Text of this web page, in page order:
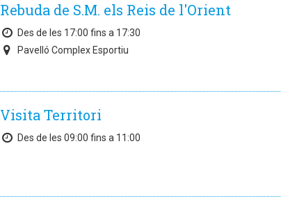
Rebuda de S.M. els Reis de l'Orient
Des de les 17:00 fins a 17:30
Pavelló Complex Esportiu
Visita Territori
Des de les 09:00 fins a 11:00